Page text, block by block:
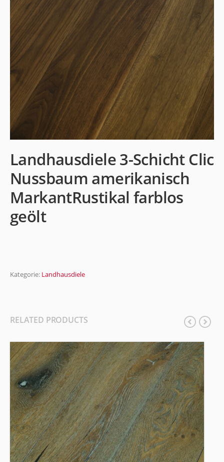
Landhausdiele 3-Schicht Clic
Nussbaum amerikanisch
MarkantRustikal farblos
geölt
Kategorie: Landhausdiele
RELATED PRODUCTS